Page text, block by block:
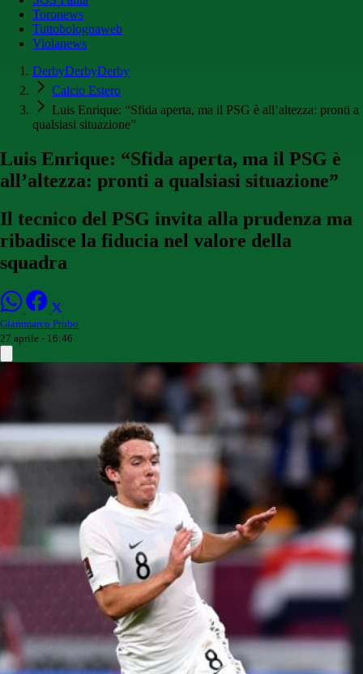
Toronews
Tuttobolognaweb
Violanews
DerbyDerbyDerby
Calcio Estero
Luis Enrique: “Sfida aperta, ma il PSG è all’altezza: pronti a
qualsiasi situazione”
Luis Enrique: “Sfida aperta, ma il PSG è
all’altezza: pronti a qualsiasi situazione”
Il tecnico del PSG invita alla prudenza ma
ribadisce la fiducia nel valore della
squadra
Giammarco Probo
27 aprile - 16:46